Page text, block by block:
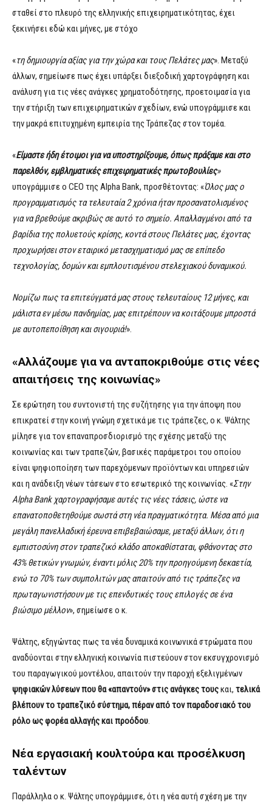
σταθεί στο πλευρό της ελληνικής επιχειρηματικότητας, έχει
ξεκινήσει εδώ και μήνες, με στόχο
«τη δημιουργίααξίας για την χώρα και τους Πελάτες μας». Μεταξύ
άλλων, σημείωσε πως έχει υπάρξει διεξοδική χαρτογράφηση και
ανάλυση για τις νέες ανάγκες χρηματοδότησης, προετοιμασία για
την στήριξη των επιχειρηματικών σχεδίων, ενώ υπογράμμισε και
την μακρά επιτυχημένη εμπειρία της Τράπεζας στον τομέα.
«Είμαστε ήδη έτοιμοι για να υποστηρίξουμε, όπως πράξαμε και στο
παρελθόν, εμβληματικέςεπιχειρηματικές πρωτοβουλίες»
υπογράμμισε ο CEO της Alpha Bank, προσθέτοντας: «Όλος μας ο
προγραμματισμός τα τελευταία 2 χρόνια ήταν προσανατολισμένος
για να βρεθούμε ακριβώς σε αυτό το σημείο. Απαλλαγμένοι από τα
βαρίδια της πολυετούς κρίσης, κοντά στους Πελάτες μας, έχοντας
προχωρήσει στον εταιρικό μετασχηματισμό μας σε επίπεδο
τεχνολογίας, δομών και εμπλουτισμένου στελεχιακού δυναμικού.
Νομίζω πως τα επιτεύγματά μας στους τελευταίους 12 μήνες, και
μάλιστα εν μέσω πανδημίας, μας επιτρέπουν να κοιτάξουμε μπροστά
με αυτοπεποίθηση και σιγουριά!».
«Αλλάζουμε για να ανταποκριθούμε στις νέες
απαιτήσεις της κοινωνίας»
Σε ερώτηση του συντονιστή της συζήτησης για την άποψη που
επικρατεί στην κοινή γνώμη σχετικά με τις τράπεζες, ο κ. Ψάλτης
μίλησε για τον επαναπροσδιορισμό της σχέσης μεταξύ της
κοινωνίας και των τραπεζών, βασικές παράμετροι του οποίου
είναι ψηφιοποίηση των παρεχόμενων προϊόντων και υπηρεσιών
και η ανάδειξη νέων τάσεων στο εσωτερικό της κοινωνίας. «Στην
Alpha Bankχαρτογραφήσαμε αυτές τις νέες τάσεις, ώστε να
επανατοποθετηθούμε σωστά στη νέα πραγματικότητα. Μέσα από μια
μεγάλη πανελλαδική έρευνα επιβεβαιώσαμε, μεταξύ άλλων, ότι η
εμπιστοσύνη στον τραπεζικό κλάδο αποκαθίσταται, φθάνοντας στο
43% θετικών γνωμών, έναντι μόλις 20% την προηγούμενη δεκαετία,
ενώ το 70% των συμπολιτών μας απαιτούν από τις τράπεζες να
πρωταγωνιστήσουν με τις επενδυτικές τους επιλογές σε ένα
βιώσιμο μέλλον», σημείωσε ο κ.
Ψάλτης, εξηγώντας πως τα νέα δυναμικά κοινωνικά στρώματα που
αναδύονται στην ελληνική κοινωνία πιστεύουν στον εκσυγχρονισμό
του παραγωγικού μοντέλου, απαιτούν την παροχή εξελιγμένων
ψηφιακώνλύσεωνπουθα«απαντούν»στιςανάγκεςτουςκαι, τελικά
βλέπουντοτραπεζικόσύστημα, πέραν από τον παραδοσιακό του
ρόλο ως φορέα αλλαγής και προόδου.
Νέα εργασιακή κουλτούρα και προσέλκυση
ταλέντων
Παράλληλα ο κ. Ψάλτης υπογράμμισε, ότι η νέα αυτή σχέση με την